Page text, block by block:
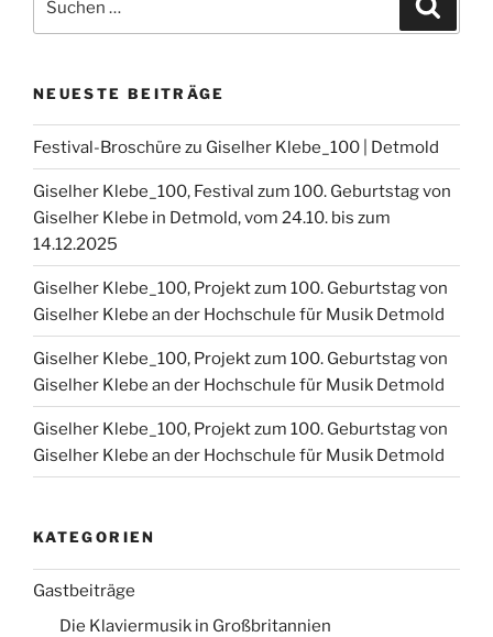
nach:
NEUESTE BEITRÄGE
Festival-Broschüre zu Giselher Klebe_100 | Detmold
Giselher Klebe_100, Festival zum 100. Geburtstag von
Giselher Klebe in Detmold, vom 24.10. bis zum
14.12.2025
Giselher Klebe_100, Projekt zum 100. Geburtstag von
Giselher Klebe an der Hochschule für Musik Detmold
Giselher Klebe_100, Projekt zum 100. Geburtstag von
Giselher Klebe an der Hochschule für Musik Detmold
Giselher Klebe_100, Projekt zum 100. Geburtstag von
Giselher Klebe an der Hochschule für Musik Detmold
KATEGORIEN
Gastbeiträge
Die Klaviermusik in Großbritannien